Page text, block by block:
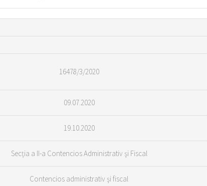
16478/3/2020
09.07.2020
19.10.2020
Secţia a II-a Contencios Administrativ şi Fiscal
Contencios administrativ şi fiscal